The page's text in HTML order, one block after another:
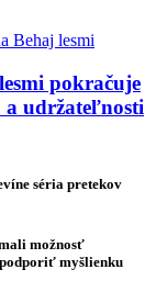
pokračuje
a udržateľnosti
séria pretekov
možnosť
myšlienku